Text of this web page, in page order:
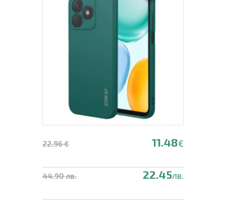
22.96 € 11.48€
44.90 лв. 22.45лв.